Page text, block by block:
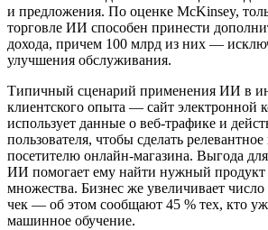
и предложения. По оценке McKinsey,
торговле ИИ способен принести
дохода, причем 100 млрд из них —
улучшения обслуживания.
Типичный сценарий применения ИИ в
клиентского опыта — сайт электронной
использует данные о веб-трафике и
пользователя, чтобы сделать
посетителю онлайн-магазина. Выгода
ИИ помогает ему найти нужный продукт
множества. Бизнес же увеличивает
чек — об этом сообщают 45 % тех, кто
машинное обучение.